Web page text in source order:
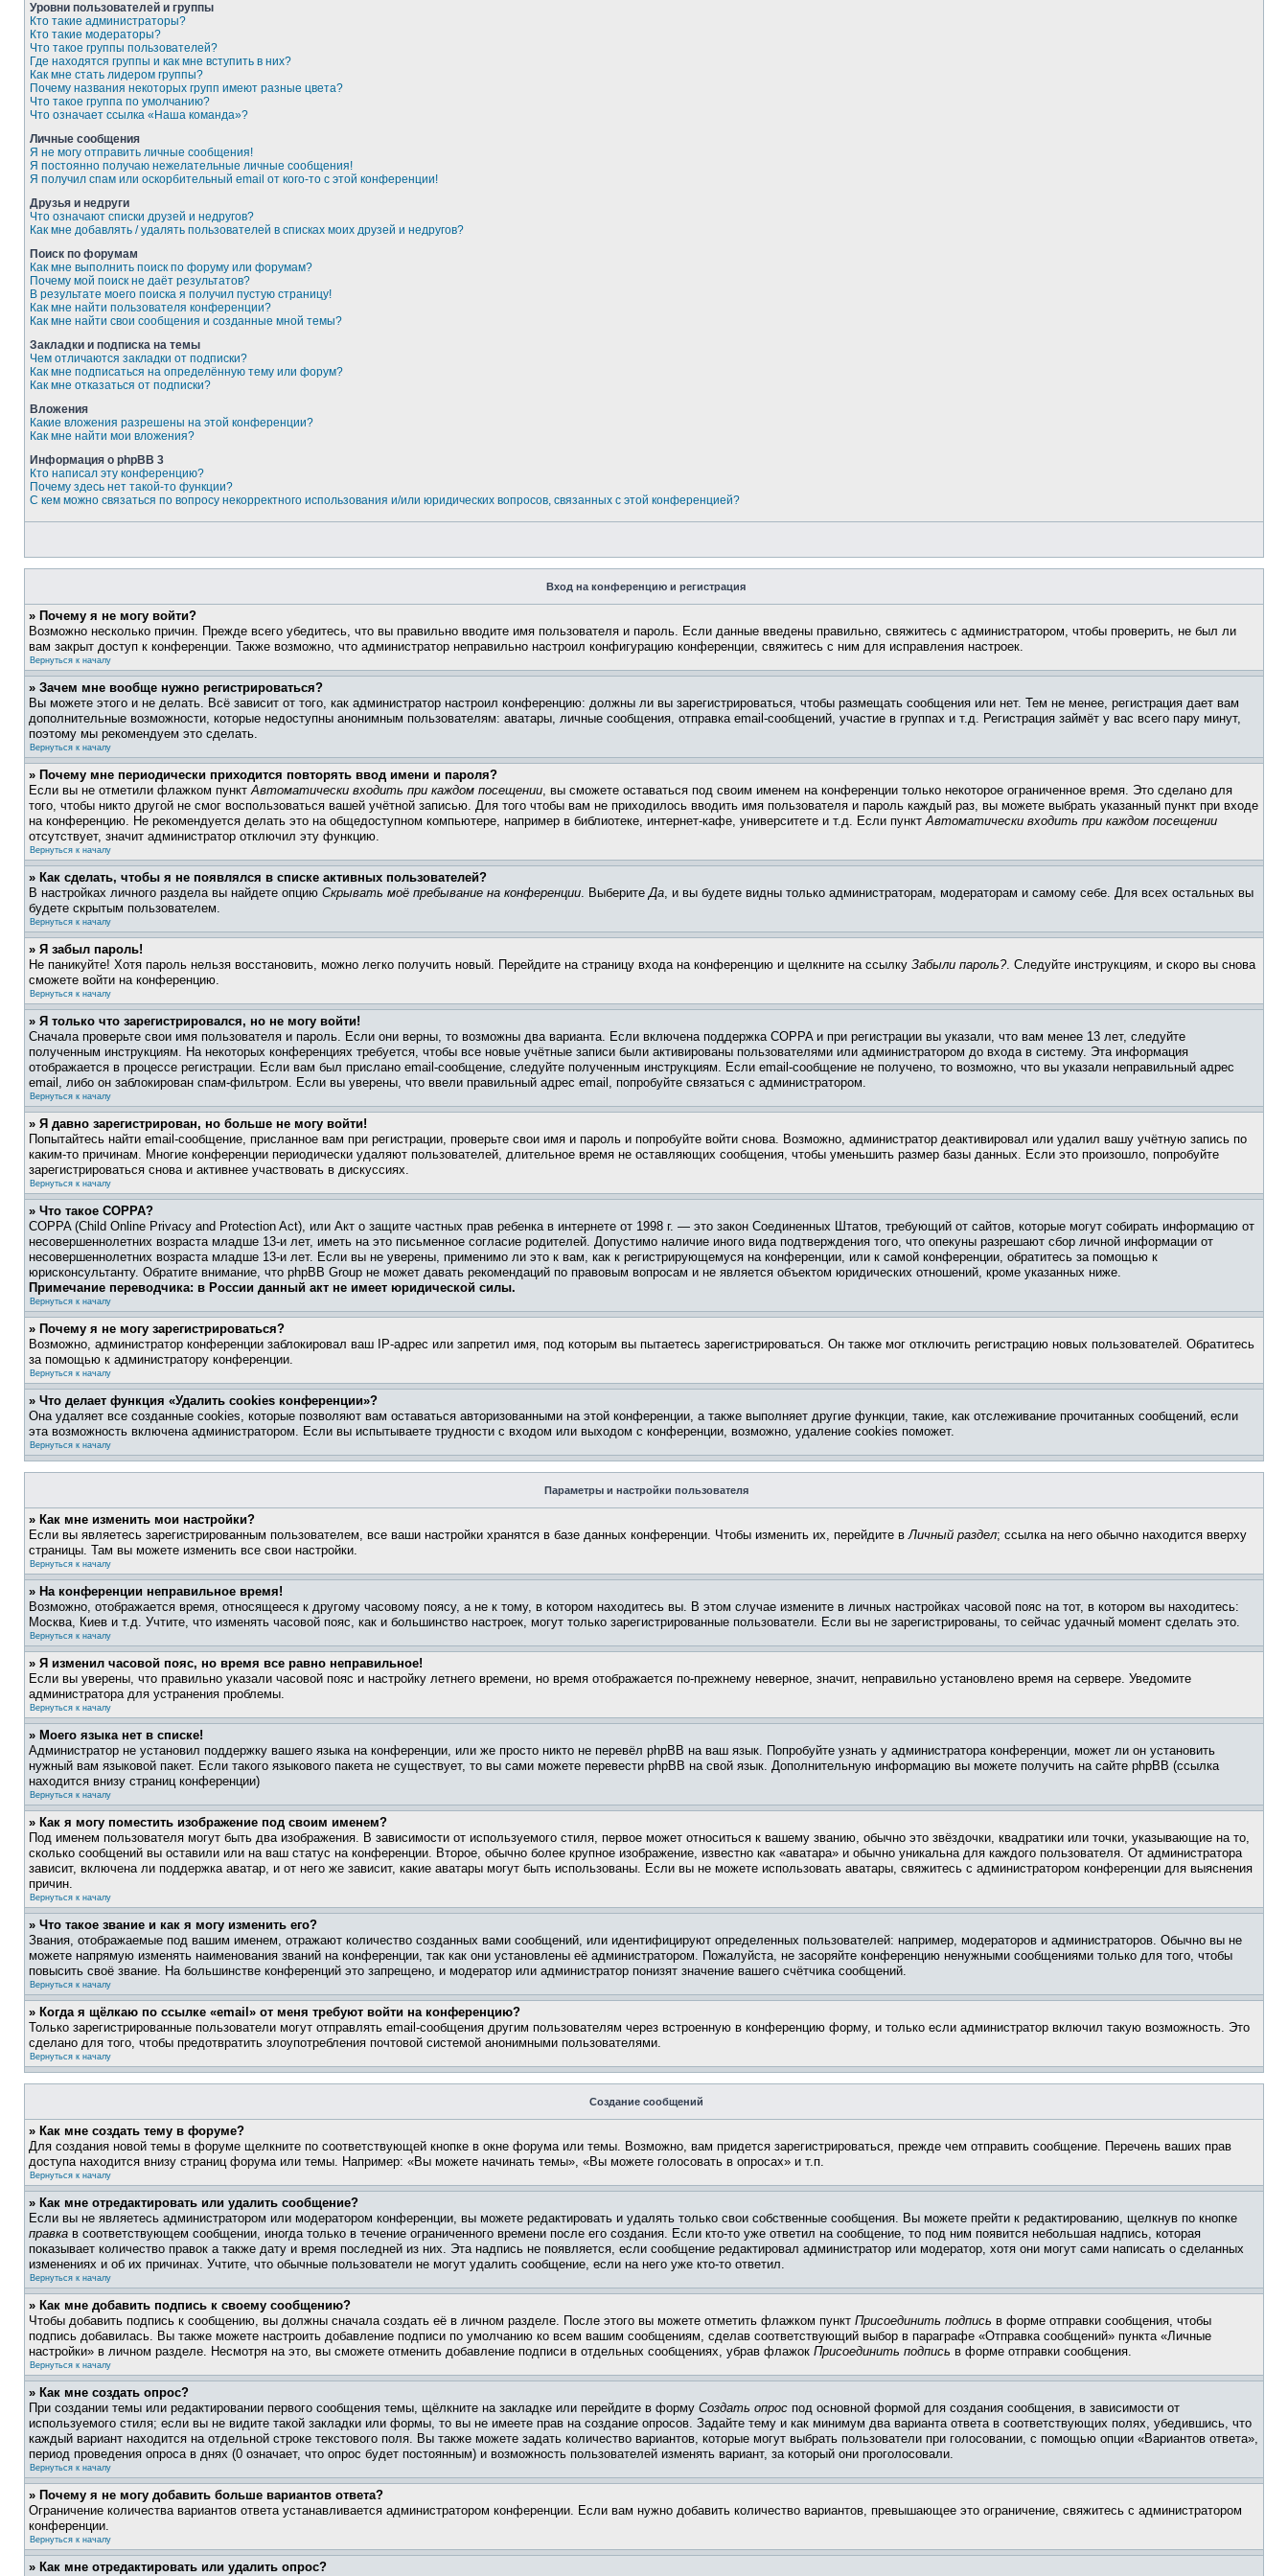
Уровни пользователей и группы
Кто такие администраторы?
Кто такие модераторы?
Что такое группы пользователей?
Где находятся группы и как мне вступить в них?
Как мне стать лидером группы?
Почему названия некоторых групп имеют разные цвета?
Что такое группа по умолчанию?
Что означает ссылка «Наша команда»?
Личные сообщения
Я не могу отправить личные сообщения!
Я постоянно получаю нежелательные личные сообщения!
Я получил спам или оскорбительный email от кого-то с этой конференции!
Друзья и недруги
Что означают списки друзей и недругов?
Как мне добавлять / удалять пользователей в списках моих друзей и недругов?
Поиск по форумам
Как мне выполнить поиск по форуму или форумам?
Почему мой поиск не даёт результатов?
В результате моего поиска я получил пустую страницу!
Как мне найти пользователя конференции?
Как мне найти свои сообщения и созданные мной темы?
Закладки и подписка на темы
Чем отличаются закладки от подписки?
Как мне подписаться на определённую тему или форум?
Как мне отказаться от подписки?
Вложения
Какие вложения разрешены на этой конференции?
Как мне найти мои вложения?
Информация о phpBB 3
Кто написал эту конференцию?
Почему здесь нет такой-то функции?
С кем можно связаться по вопросу некорректного использования и/или юридических вопросов, связанных с этой конференцией?
Вход на конференцию и регистрация
» Почему я не могу войти?
Возможно несколько причин. Прежде всего убедитесь, что вы правильно вводите имя пользователя и пароль. Если данные введены правильно, свяжитесь с администратором, чтобы проверить, не был ли
вам закрыт доступ к конференции. Также возможно, что администратор неправильно настроил конфигурацию конференции, свяжитесь с ним для исправления настроек.
Вернуться к началу
» Зачем мне вообще нужно регистрироваться?
Вы можете этого и не делать. Всё зависит от того, как администратор настроил конференцию: должны ли вы зарегистрироваться, чтобы размещать сообщения или нет. Тем не менее, регистрация дает вам
дополнительные возможности, которые недоступны анонимным пользователям: аватары, личные сообщения, отправка email-сообщений, участие в группах и т.д. Регистрация займёт у вас всего пару минут,
поэтому мы рекомендуем это сделать.
Вернуться к началу
» Почему мне периодически приходится повторять ввод имени и пароля?
Если вы не отметили флажком пунктАвтоматически входить при каждом посещении, вы сможете оставаться под своим именем на конференции только некоторое ограниченное время. Это сделано для
того, чтобы никто другой не смог воспользоваться вашей учётной записью. Для того чтобы вам не приходилось вводить имя пользователя и пароль каждый раз, вы можете выбрать указанный пункт при входе
на конференцию. Не рекомендуется делать это на общедоступном компьютере, например в библиотеке, интернет-кафе, университете и т.д. Если пунктАвтоматически входить при каждом посещении
отсутствует, значит администратор отключил эту функцию.
Вернуться к началу
» Как сделать, чтобы я не появлялся в списке активных пользователей?
В настройках личного раздела вы найдете опцию Скрывать моё пребывание на конференции. ВыберитеДа, и вы будете видны только администраторам, модераторам и самому себе. Для всех остальных вы
будете скрытым пользователем.
Вернуться к началу
» Я забыл пароль!
Не паникуйте! Хотя пароль нельзя восстановить, можно легко получить новый. Перейдите на страницу входа на конференцию и щелкните на ссылку Забыли пароль?. Следуйте инструкциям, и скоро вы снова
сможете войти на конференцию.
Вернуться к началу
» Я только что зарегистрировался, но не могу войти!
Сначала проверьте свои имя пользователя и пароль. Если они верны, то возможны два варианта. Если включена поддержка COPPA и при регистрации вы указали, что вам менее 13 лет, следуйте
полученным инструкциям. На некоторых конференциях требуется, чтобы все новые учётные записи были активированы пользователями или администратором до входа в систему. Эта информация
отображается в процессе регистрации. Если вам был прислано email-сообщение, следуйте полученным инструкциям. Если email-сообщение не получено, то возможно, что вы указали неправильный адрес
email, либо он заблокирован спам-фильтром. Если вы уверены, что ввели правильный адрес email, попробуйте связаться с администратором.
Вернуться к началу
» Я давно зарегистрирован, но больше не могу войти!
Попытайтесь найти email-сообщение, присланное вам при регистрации, проверьте свои имя и пароль и попробуйте войти снова. Возможно, администратор деактивировал или удалил вашу учётную запись по
каким-то причинам. Многие конференции периодически удаляют пользователей, длительное время не оставляющих сообщения, чтобы уменьшить размер базы данных. Если это произошло, попробуйте
зарегистрироваться снова и активнее участвовать в дискуссиях.
Вернуться к началу
» Что такое COPPA?
COPPA (Child Online Privacy and Protection Act), или Акт о защите частных прав ребенка в интернете от 1998 г. — это закон Соединенных Штатов, требующий от сайтов, которые могут собирать информацию от
несовершеннолетних возраста младше 13-и лет, иметь на это письменное согласие родителей. Допустимо наличие иного вида подтверждения того, что опекуны разрешают сбор личной информации от
несовершеннолетних возраста младше 13-и лет. Если вы не уверены, применимо ли это к вам, как к регистрирующемуся на конференции, или к самой конференции, обратитесь за помощью к
юрисконсультанту. Обратите внимание, что phpBB Group не может давать рекомендаций по правовым вопросам и не является объектом юридических отношений, кроме указанных ниже.
Примечание переводчика: в России данный акт не имеет юридической силы.
Вернуться к началу
» Почему я не могу зарегистрироваться?
Возможно, администратор конференции заблокировал ваш IP-адрес или запретил имя, под которым вы пытаетесь зарегистрироваться. Он также мог отключить регистрацию новых пользователей. Обратитесь
за помощью к администратору конференции.
Вернуться к началу
» Что делает функция «Удалить cookies конференции»?
Она удаляет все созданные cookies, которые позволяют вам оставаться авторизованными на этой конференции, а также выполняет другие функции, такие, как отслеживание прочитанных сообщений, если
эта возможность включена администратором. Если вы испытываете трудности с входом или выходом с конференции, возможно, удаление cookies поможет.
Вернуться к началу
Параметры и настройки пользователя
» Как мне изменить мои настройки?
Если вы являетесь зарегистрированным пользователем, все ваши настройки хранятся в базе данных конференции. Чтобы изменить их, перейдите вЛичный раздел; ссылка на него обычно находится вверху
страницы. Там вы можете изменить все свои настройки.
Вернуться к началу
» На конференции неправильное время!
Возможно, отображается время, относящееся к другому часовому поясу, а не к тому, в котором находитесь вы. В этом случае измените в личных настройках часовой пояс на тот, в котором вы находитесь:
Москва, Киев и т.д. Учтите, что изменять часовой пояс, как и большинство настроек, могут только зарегистрированные пользователи. Если вы не зарегистрированы, то сейчас удачный момент сделать это.
Вернуться к началу
» Я изменил часовой пояс, но время все равно неправильное!
Если вы уверены, что правильно указали часовой пояс и настройку летнего времени, но время отображается по-прежнему неверное, значит, неправильно установлено время на сервере. Уведомите
администратора для устранения проблемы.
Вернуться к началу
» Моего языка нет в списке!
Администратор не установил поддержку вашего языка на конференции, или же просто никто не перевёл phpBB на ваш язык. Попробуйте узнать у администратора конференции, может ли он установить
нужный вам языковой пакет. Если такого языкового пакета не существует, то вы сами можете перевести phpBB на свой язык. Дополнительную информацию вы можете получить на сайте phpBB (ссылка
находится внизу страниц конференции)
Вернуться к началу
» Как я могу поместить изображение под своим именем?
Под именем пользователя могут быть два изображения. В зависимости от используемого стиля, первое может относиться к вашему званию, обычно это звёздочки, квадратики или точки, указывающие на то,
сколько сообщений вы оставили или на ваш статус на конференции. Второе, обычно более крупное изображение, известно как «аватара» и обычно уникальна для каждого пользователя. От администратора
зависит, включена ли поддержка аватар, и от него же зависит, какие аватары могут быть использованы. Если вы не можете использовать аватары, свяжитесь с администратором конференции для выяснения
причин.
Вернуться к началу
» Что такое звание и как я могу изменить его?
Звания, отображаемые под вашим именем, отражают количество созданных вами сообщений, или идентифицируют определенных пользователей: например, модераторов и администраторов. Обычно вы не
можете напрямую изменять наименования званий на конференции, так как они установлены её администратором. Пожалуйста, не засоряйте конференцию ненужными сообщениями только для того, чтобы
повысить своё звание. На большинстве конференций это запрещено, и модератор или администратор понизят значение вашего счётчика сообщений.
Вернуться к началу
» Когда я щёлкаю по ссылке «email» от меня требуют войти на конференцию?
Только зарегистрированные пользователи могут отправлять email-сообщения другим пользователям через встроенную в конференцию форму, и только если администратор включил такую возможность. Это
сделано для того, чтобы предотвратить злоупотребления почтовой системой анонимными пользователями.
Вернуться к началу
Создание сообщений
» Как мне создать тему в форуме?
Для создания новой темы в форуме щелкните по соответствующей кнопке в окне форума или темы. Возможно, вам придется зарегистрироваться, прежде чем отправить сообщение. Перечень ваших прав
доступа находится внизу страниц форума или темы. Например: «Вы можете начинать темы», «Вы можете голосовать в опросах» и т.п.
Вернуться к началу
» Как мне отредактировать или удалить сообщение?
Если вы не являетесь администратором или модератором конференции, вы можете редактировать и удалять только свои собственные сообщения. Вы можете прейти к редактированию, щелкнув по кнопке
правка в соответствующем сообщении, иногда только в течение ограниченного времени после его создания. Если кто-то уже ответил на сообщение, то под ним появится небольшая надпись, которая
показывает количество правок а также дату и время последней из них. Эта надпись не появляется, если сообщение редактировал администратор или модератор, хотя они могут сами написать о сделанных
изменениях и об их причинах. Учтите, что обычные пользователи не могут удалить сообщение, если на него уже кто-то ответил.
Вернуться к началу
» Как мне добавить подпись к своему сообщению?
Чтобы добавить подпись к сообщению, вы должны сначала создать её в личном разделе. После этого вы можете отметить флажком пункт Присоединить подпись в форме отправки сообщения, чтобы
подпись добавилась. Вы также можете настроить добавление подписи по умолчанию ко всем вашим сообщениям, сделав соответствующий выбор в параграфе «Отправка сообщений» пункта «Личные
настройки» в личном разделе. Несмотря на это, вы сможете отменить добавление подписи в отдельных сообщениях, убрав флажок Присоединить подпись в форме отправки сообщения.
Вернуться к началу
» Как мне создать опрос?
При создании темы или редактировании первого сообщения темы, щёлкните на закладке или перейдите в форму Создать опрос под основной формой для создания сообщения, в зависимости от
используемого стиля; если вы не видите такой закладки или формы, то вы не имеете прав на создание опросов. Задайте тему и как минимум два варианта ответа в соответствующих полях, убедившись, что
каждый вариант находится на отдельной строке текстового поля. Вы также можете задать количество вариантов, которые могут выбрать пользователи при голосовании, с помощью опции «Вариантов ответа»,
период проведения опроса в днях (0 означает, что опрос будет постоянным) и возможность пользователей изменять вариант, за который они проголосовали.
Вернуться к началу
» Почему я не могу добавить больше вариантов ответа?
Ограничение количества вариантов ответа устанавливается администратором конференции. Если вам нужно добавить количество вариантов, превышающее это ограничение, свяжитесь с администратором
конференции.
Вернуться к началу
» Как мне отредактировать или удалить опрос?